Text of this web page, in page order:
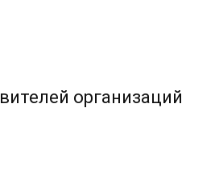
организаций